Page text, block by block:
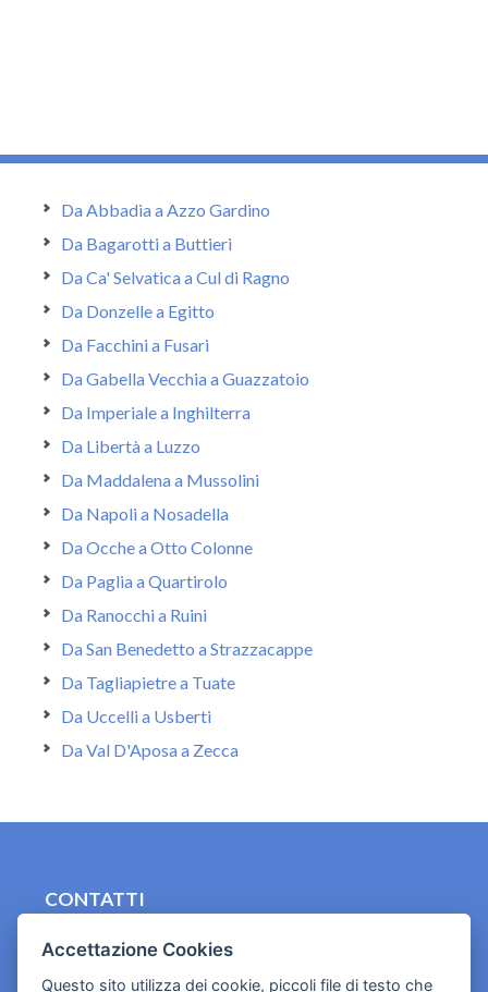
Da Abbadia a Azzo Gardino
Da Bagarotti a Buttieri
Da Ca' Selvatica a Cul di Ragno
Da Donzelle a Egitto
Da Facchini a Fusari
Da Gabella Vecchia a Guazzatoio
Da Imperiale a Inghilterra
Da Libertà a Luzzo
Da Maddalena a Mussolini
Da Napoli a Nosadella
Da Ocche a Otto Colonne
Da Paglia a Quartirolo
Da Ranocchi a Ruini
Da San Benedetto a Strazzacappe
Da Tagliapietre a Tuate
Da Uccelli a Usberti
Da Val D'Aposa a Zecca
CONTATTI
Cookies e informativa privacy
Accettazione Cookies
Questo sito utilizza dei cookie, piccoli file di testo che